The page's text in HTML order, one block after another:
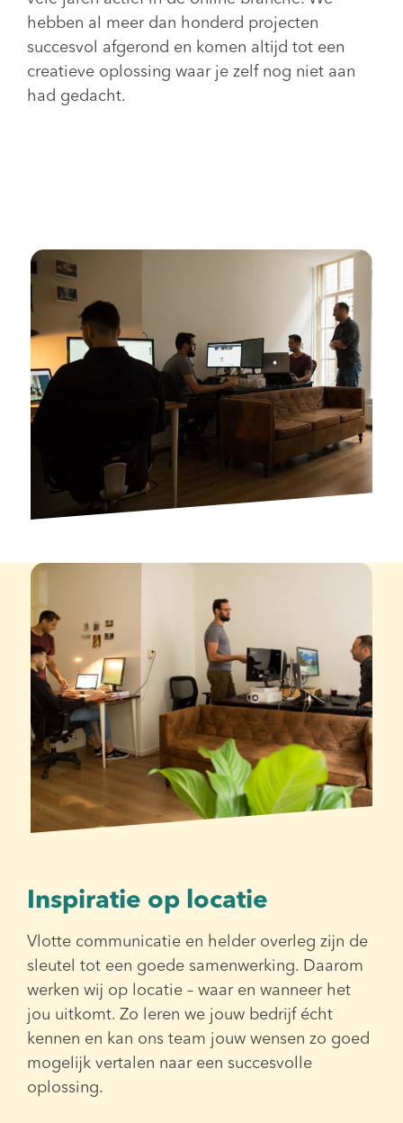
hebben al meer dan honderd projecten
succesvol afgerond en komen altijd tot een
creatieve oplossing waar je zelf nog niet aan
had gedacht.
Inspiratie op locatie
Vlotte communicatie en helder overleg zijn de
sleutel tot een goede samenwerking. Daarom
werken wij op locatie – waar en wanneer het
jou uitkomt. Zo leren we jouw bedrijf écht
kennen en kan ons team jouw wensen zo goed
mogelijk vertalen naar een succesvolle
oplossing.